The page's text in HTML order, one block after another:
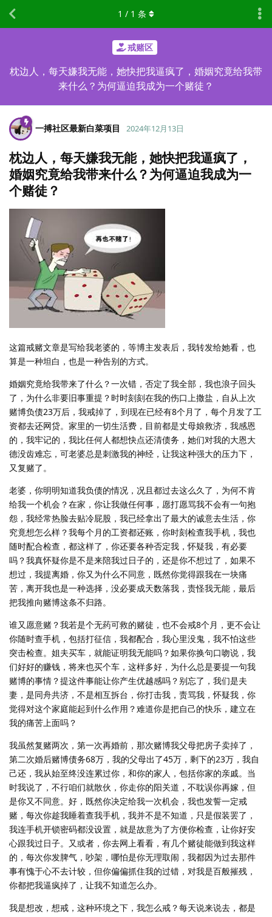
戒赌区
枕边人，每天嫌我无能，她快把我逼疯了，婚姻究竟给我带
来什么？为何逼迫我成为一个赌徒？
1 / 1 条
一搏社区最新白菜项目 2024年12月13日
枕边人，每天嫌我无能，她快把我逼疯了，
婚姻究竟给我带来什么？为何逼迫我成为一
个赌徒？
这篇戒赌文章是写给我老婆的，等博主发表后，我转发给她看，也
算是一种坦白，也是一种告别的方式。
婚姻究竟给我带来了什么？一次错，否定了我全部，我也浪子回头
了，为什么非要旧事重提？时时刻刻在我的伤口上撒盐，自从上次
赌博负债23万后，我戒掉了，到现在已经有8个月了，每个月发了工
资都去还网贷。家里的一切生活费，目前都是丈母娘救济，我感恩
的，我牢记的，我比任何人都想快点还清债务，她们对我的大恩大
德没齿难忘，可老婆总是刺激我的神经，让我这种强大的压力下，
又复赌了。
老婆，你明明知道我负债的情况，况且都过去这么久了，为何不肯
给我一个机会？在家，你让我做任何事，愿打愿骂我不会有一句抱
怨，我经常热脸去贴冷屁股，我已经拿出了最大的诚意去生活，你
究竟想怎么样？我每个月的工资都还账，你时刻检查我手机，我也
随时配合检查，都这样了，你还要各种否定我，怀疑我，有必要
吗？我真怀疑你是不是来陪我过日子的，还是你不想过了，如果不
想过，我提离婚，你又为什么不同意，既然你觉得跟我在一块痛
苦，离开我也是一种选择，没必要成天数落我，责怪我无能，最后
把我推向赌博这条不归路。
谁又愿意赌？我若是个无药可救的赌徒，也不会戒8个月，更不会让
你随时查手机，包括打征信，我都配合，我心里没鬼，我不怕这些
突击检查。姐夫买车，就能证明我无能吗？如果你换句口吻说，我
们好好的赚钱，将来也买个车，这样多好，为什么总是要提一句我
赌博的事情？提这件事能让你产生优越感吗？别忘了，我们是夫
妻，是同舟共济，不是相互拆台，你打击我，责骂我，怀疑我，你
觉得对这个家庭能起到什么作用？难道你是把自己的快乐，建立在
我的痛苦上面吗？
我虽然复赌两次，第一次再婚前，那次赌博我父母把房子卖掉了，
第二次婚后赌博债务68万，我的父母出了45万，剩下的23万，我自
己还，我从始至终没连累过你，和你的家人，包括你家的亲戚。当
时我说了，不行咱们就散伙，你走你的阳关道，不耽误你再嫁，但
是你又不同意。好，既然你决定给我一次机会，我也发誓一定戒
赌，每次你趁我睡着查我手机，我并不是不知道，只是假装罢了，
我连手机开锁密码都没设置，就是故意为了方便你检查，让你好安
心跟我过日子。又或者，你去网上看看，有几个赌徒能做到我这样
的，每次你发脾气，吵架，哪怕是你无理取闹，我都因为过去那件
事有愧于心不去计较，但你偏偏抓住我的过错，对我是百般摧残，
你都把我逼疯掉了，让我不知道怎么办。
我是想改，想戒，这种环境之下，我怎么戒？每天说来说去，都是